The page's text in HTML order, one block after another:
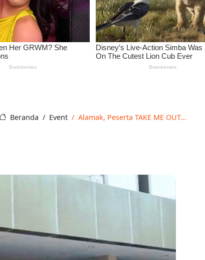
Beranda Event Alamak, Peserta TAKE ME OUT...